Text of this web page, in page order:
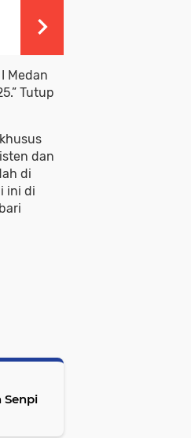
Medan
Tutup
dan
di
ini di
Senpi